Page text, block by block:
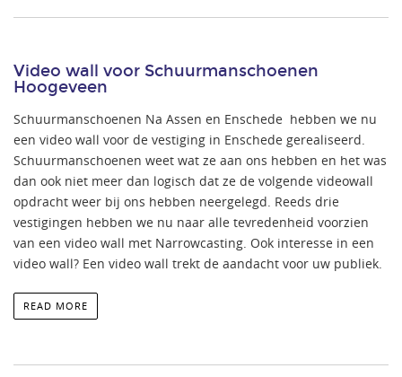
Video wall voor Schuurmanschoenen
Hoogeveen
Schuurmanschoenen Na Assen en Enschede hebben we nu
een video wall voor de vestiging in Enschede gerealiseerd.
Schuurmanschoenen weet wat ze aan ons hebben en het was
dan ook niet meer dan logisch dat ze de volgende videowall
opdracht weer bij ons hebben neergelegd. Reeds drie
vestigingen hebben we nu naar alle tevredenheid voorzien
van een video wall met Narrowcasting. Ook interesse in een
video wall? Een video wall trekt de aandacht voor uw publiek.
READ MORE